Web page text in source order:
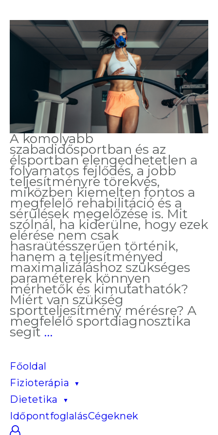
A komolyabb
szabadidősportban és az
élsportban elengedhetetlen a
folyamatos fejlődés, a jobb
teljesítményre törekvés,
miközben kiemelten fontos a
megfelelő rehabilitáció és a
sérülések megelőzése is. Mit
szólnál, ha kiderülne, hogy ezek
elérése nem csak
hasraütésszerűen történik,
hanem a teljesítményed
maximalizáláshoz szükséges
paraméterek könnyen
mérhetők és kimutathatók?
Miért van szükség
sportteljesítmény mérésre? A
megfelelő sportdiagnosztika
segít … Hatékony
méréssel
Főoldal
Fizioterápia
Dietetika
IdőpontfoglalásCégeknek